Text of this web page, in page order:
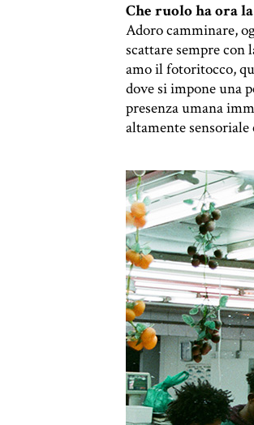
Che ruolo ha ora
Adoro camminare,
scattare sempre con
amo il fotoritocco,
dove si impone una
presenza umana
altamente